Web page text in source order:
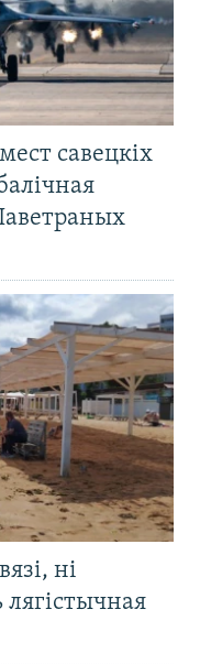
савецкіх
ні
лягістычная